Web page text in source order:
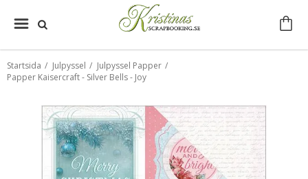
Startsida / Julpyssel / Julpyssel Papper /
Papper Kaisercraft - Silver Bells - Joy